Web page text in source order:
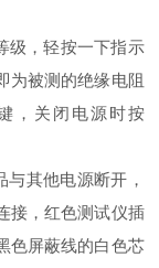
级，轻按一下指示
为被测的绝缘电阻
，关闭电源时按
其他电源断开，
接，红色测试仪插
色屏蔽线的白色芯